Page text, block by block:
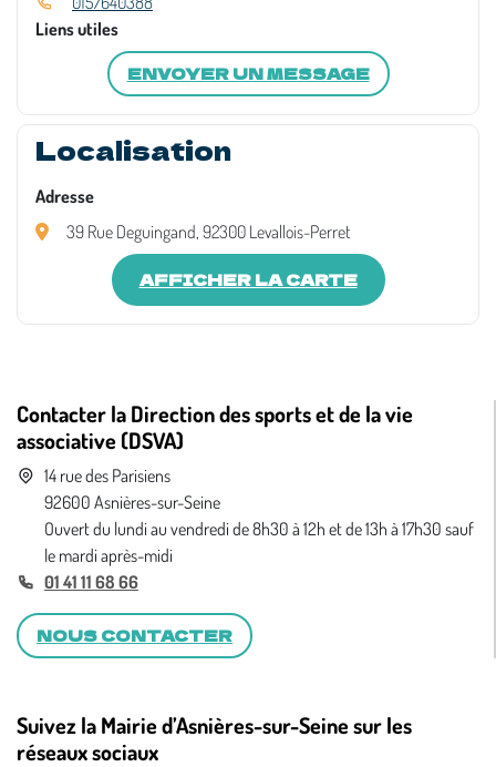
Liens utiles
ENVOYER UN MESSAGE
Localisation
Adresse
39 Rue Deguingand, 92300 Levallois-Perret
AFFICHER LA CARTE
Contacter la Direction des sports et de la vie
associative (DSVA)
14 rue des Parisiens
92600 Asnières-sur-Seine
Ouvert du lundi au vendredi de 8h30 à 12h et de 13h à 17h30 sauf
le mardi après-midi
01 41 11 68 66
NOUS CONTACTER
Suivez la Mairie d’Asnières-sur-Seine sur les
réseaux sociaux